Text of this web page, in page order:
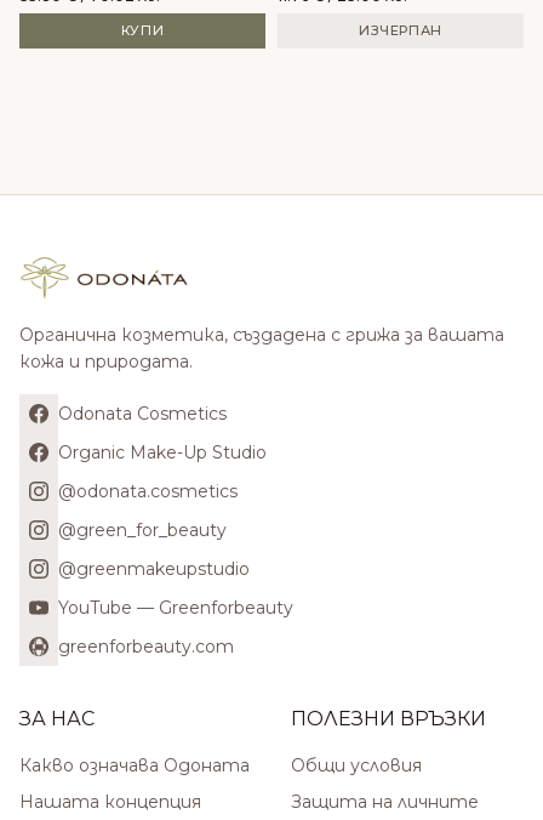
КУПИ ИЗЧЕРПАН
Органична козметика, създадена с грижа за вашата
кожа и природата.
Odonata Cosmetics
Organic Make-Up Studio
@odonata.cosmetics
@green_for_beauty
@greenmakeupstudio
YouTube — Greenforbeauty
greenforbeauty.com
ЗА НАС
Какво означава Одоната
Нашата концепция
ПОЛЕЗНИ ВРЪЗКИ
Общи условия
Защита на личните